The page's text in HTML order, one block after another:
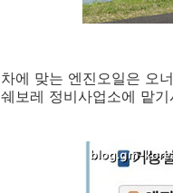
차에 맞는 엔진오일은 오
쉐보레 정비사업소에 맡